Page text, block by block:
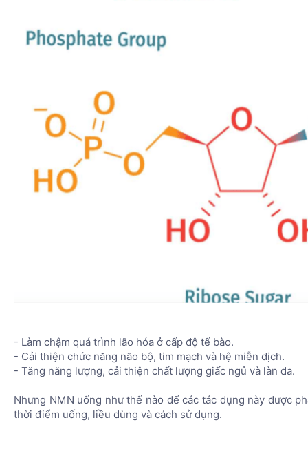
- Làm chậm quá trình lão hóa ở cấp độ tế bào.
- Cải thiện chức năng não bộ, tim mạch và hệ miễn dịch.
- Tăng năng lượng, cải thiện chất lượng giấc ngủ và làn da.
Nhưng NMN uống như thế nào để các tác dụng này được
thời điểm uống, liều dùng và cách sử dụng.